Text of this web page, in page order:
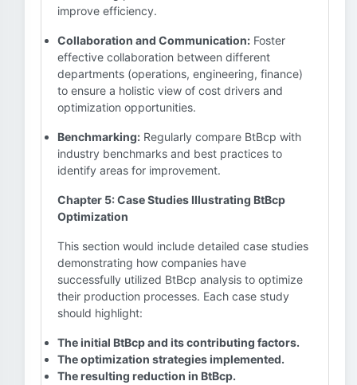
improve efficiency.
Collaboration and Communication: Foster
effective collaboration between different
departments (operations, engineering, finance)
to ensure a holistic view of cost drivers and
optimization opportunities.
Benchmarking: Regularly compare BtBcp with
industry benchmarks and best practices to
identify areas for improvement.
Chapter 5: Case Studies Illustrating BtBcp
Optimization
This section would include detailed case studies
demonstrating how companies have
successfully utilized BtBcp analysis to optimize
their production processes. Each case study
should highlight:
The initial BtBcp and its contributing factors.
The optimization strategies implemented.
The resulting reduction in BtBcp.